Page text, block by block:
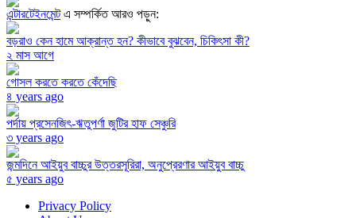
এন্টারটেইনমেন্টএ সম্পর্কিত আরও পড়ুন:
বড়রাও কেন হামে আক্রান্ত হন? কীভাবে বুঝবেন, চিকিৎসা কী?
২ মাস আগে
গোসল করতে করতে কেঁদেছি
৪ years ago
পর্দায় প্রসেনজিৎ-ঋতুপর্ণা জুটির হাফ সেঞ্চুরি
৩ years ago
জন্মদিনে আইয়ুব বাচ্চুর উত্তরসূরিরা, অনুপ্রেরণার আইয়ুব বাচ্চু
৫ years ago
Privacy Policy